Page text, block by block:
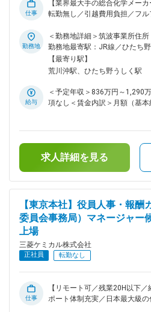
い活気あるチームです。 ・経
ける、挑戦を歓迎する風土です。 ◆就業環境について：
張：頻繁ではないが有（国内
業：30～40時間程度／月（繁
改善傾向） 変更の範囲：会
仕事
【業界最大手の総合化学メー
転勤無し／引越費用負担／フル
省エネ・小型化に不可欠なキ
かつ低コストな大口径GaN基板
本ポジションでは、GaN基板
の作製）におけるフォトリソグ
目＞ ◇プロセス開発・条件最
の製造プロセスにおける、フォ
による薄膜形成後、プラズマ
ジスト塗布、パターニング、
ト除去までの一連の工程を扱
データの解析、解析技術の開
ジション魅力： ・世界を変え
EVやデータセンターなど、社
トロニクス分野で爆発的な普
のインフラ」を社会へ実装す
たマニュアル通りに動かすの
率よく、高品質に作れるか」を
ていく醍醐味があります。 ◆組織構成： 所属員11名/平均年齢
約49歳（管理職3名、E職1名
GaN組織は他社からのキャリ
ラウンドのメンバーが在籍。
勤務地
＜勤務地詳細＞筑波事業所住
勤務地最寄駅：JR線／ひたち
全面禁煙変更の範囲：会社の定
【最寄り駅】
荒川沖駅、ひたち野うしく駅
給与
＜予定年収＞836万円～1,290
項なし＜賃金内訳＞月額（基
レードによっては時間外管理
はございません。■昇給：年1
くまでも目安の金額であり、
求人詳細を見る
【東京本社】役員人事・報酬
委員会事務局）マネージャー
上場
三菱ケミカル株式会社
正社員 転勤なし
仕事
【リモート可／残業20H以下
ポート体制充実／日本最大級